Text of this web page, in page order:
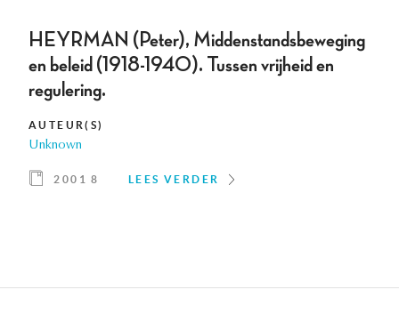
HEYRMAN (Peter), Middenstandsbeweging
en beleid (1918-1940). Tussen vrijheid en
regulering.
AUTEUR(S)
Unknown
2001 8 LEES VERDER